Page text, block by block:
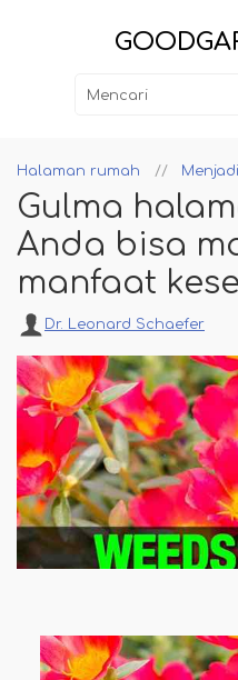
Halaman rumah
Gulma
Anda bisa
manfaat
Dr. Leonard Schaefer